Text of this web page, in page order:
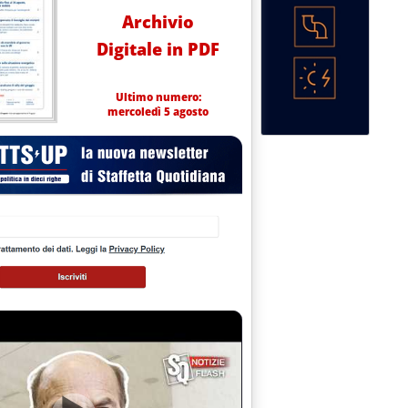
Archivio
Digitale in PDF
Ultimo numero:
mercoledì 5 agosto